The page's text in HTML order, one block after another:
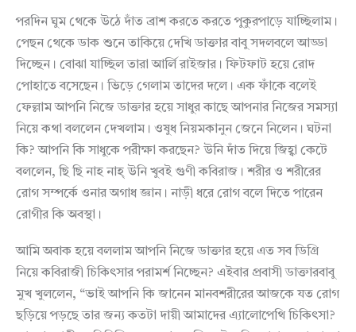
পরদিন ঘুম থেকে উঠে দাঁত ব্রাশ করতে করতে পুকুরপাড়ে যাচ্ছিলাম।
পেছন থেকে ডাক শুনে তাকিয়ে দেখি ডাক্তার বাবু সদলবলে আড্ডা
দিচ্ছেন। বোঝা যাচ্ছিল তারা আর্লি রাইজার। ফিটফাট হয়ে রোদ
পোহাতে বসেছেন। ভিড়ে গেলাম তাদের দলে। এক ফাঁকে বলেই
ফেল্লাম আপনি নিজে ডাক্তার হয়ে সাধুর কাছে আপনার নিজের সমস্যা
নিয়ে কথা বললেন দেখলাম। ওষুধ নিয়মকানুন জেনে নিলেন। ঘটনা
কি? আপনি কি সাধুকে পরীক্ষা করছেন? উনি দাঁত দিয়ে জিহ্বা কেটে
বললেন, ছি ছি নাহ নাহ্ উনি খুবই গুণী কবিরাজ। শরীর ও শরীরের
রোগ সম্পর্কে ওনার অগাধ জ্ঞান। নাড়ী ধরে রোগ বলে দিতে পারেন
রোগীর কি অবস্থা।
আমি অবাক হয়ে বললাম আপনি নিজে ডাক্তার হয়ে এত সব ডিগ্রি
নিয়ে কবিরাজী চিকিৎসার পরামর্শ নিচ্ছেন? এইবার প্রবাসী ডাক্তারবাবু
মুখ খুললেন, “ভাই আপনি কি জানেন মানবশরীরের আজকে যত রোগ
ছড়িয়ে পড়ছে তার জন্য কতটা দায়ী আমাদের এ্যালোপেথি চিকিৎসা?